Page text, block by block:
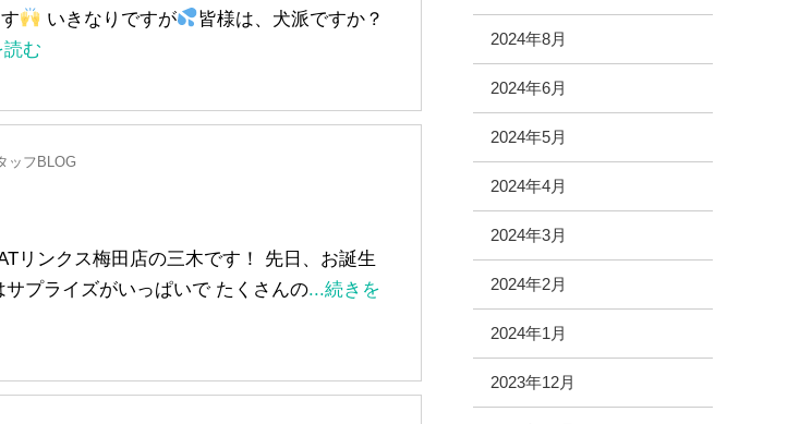
いきなりですが
皆様は、犬派ですか？
む
ッフBLOG
リンクス梅田店の三木です！ 先日、お誕生
サプライズがいっぱいで たくさんの...続きを
2024年8月
2024年6月
2024年5月
2024年4月
2024年3月
2024年2月
2024年1月
2023年12月